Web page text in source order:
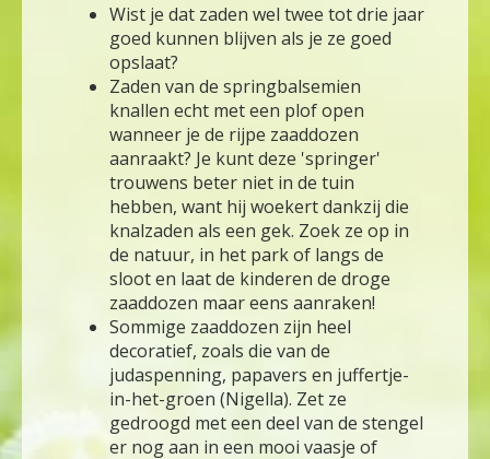
Wist je dat zaden wel twee tot drie jaar
goed kunnen blijven als je ze goed
opslaat?
Zaden van de springbalsemien
knallen echt met een plof open
wanneer je de rijpe zaaddozen
aanraakt? Je kunt deze 'springer'
trouwens beter niet in de tuin
hebben, want hij woekert dankzij die
knalzaden als een gek. Zoek ze op in
de natuur, in het park of langs de
sloot en laat de kinderen de droge
zaaddozen maar eens aanraken!
Sommige zaaddozen zijn heel
decoratief, zoals die van de
judaspenning, papavers en juffertje-
in-het-groen (Nigella). Zet ze
gedroogd met een deel van de stengel
er nog aan in een mooi vaasje of